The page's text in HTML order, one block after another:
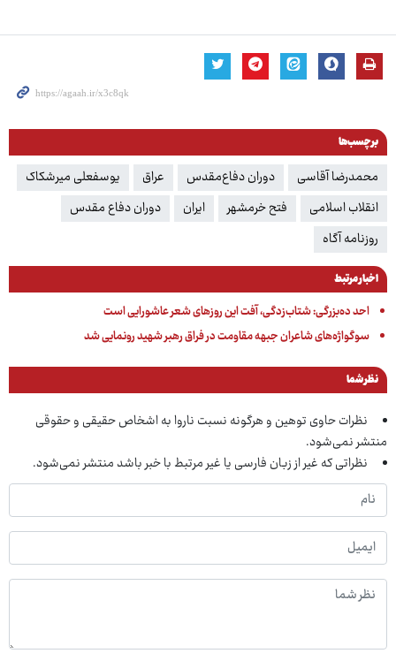
برچسب‌ها
محمدرضا آقاسی دوران دفاع‌مقدس عراق
یوسفعلی میرشکاک
انقلاب اسلامی
فتح خرمشهر ایران
دوران دفاع مقدس
روزنامه آگاه
اخبار مرتبط
احد ده‌بزرگی: شتاب‌زدگی، آفت این روزهای شعر عاشورایی است
سوگواژه‌های شاعران جبهه مقاومت در فراق رهبر شهید رونمایی شد
نظر شما
نظرات حاوی توهین و هرگونه نسبت ناروا به اشخاص حقیقی و حقوقی
منتشر نمی‌شود.
نظراتی که غیر از زبان فارسی یا غیر مرتبط با خبر باشد منتشر نمی‌شود.